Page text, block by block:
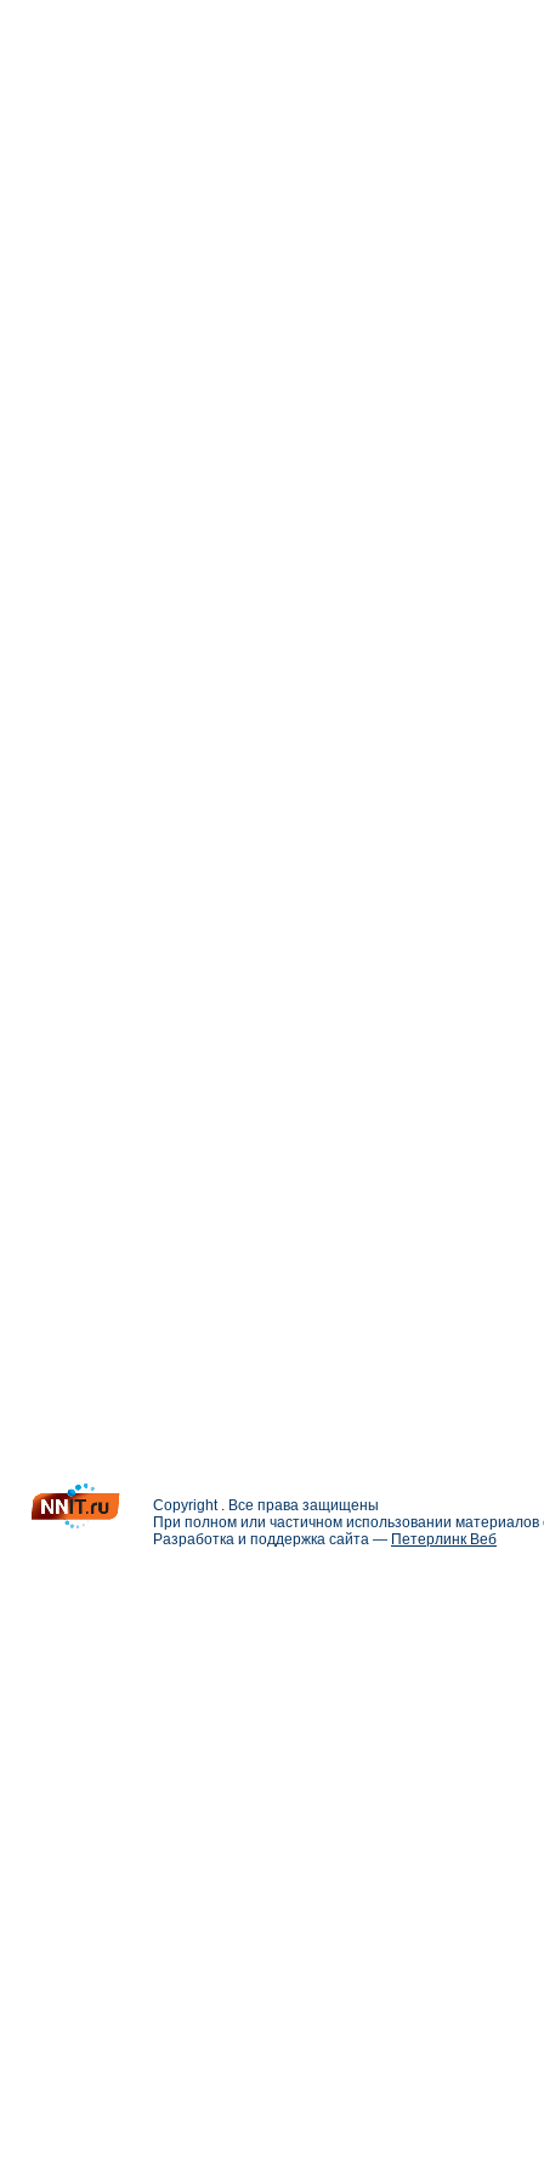
Copyright . Все права защищены
При полном или частичном использовании
Разработка и поддержка сайта — Петерлинк Веб